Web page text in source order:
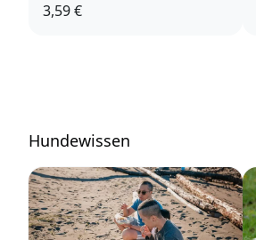
3,59 €
Hundewissen